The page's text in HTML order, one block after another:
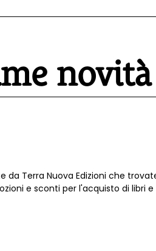
novità
Terra Nuova Edizioni che
e sconti per l'acquisto di libri